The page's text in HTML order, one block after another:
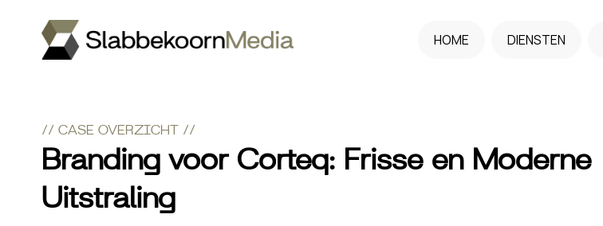
HOME DIENSTEN
// CASE OVERZICHT //
Branding voor Corteq: Frisse en Moderne
Uitstraling